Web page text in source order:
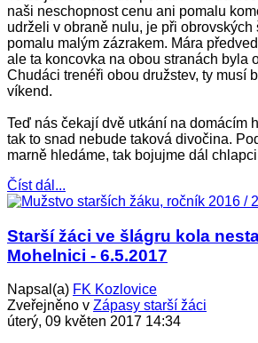
naši neschopnost cenu ani pomalu
udrželi v obraně nulu, je při obrovských
pomalu malým zázrakem. Mára
ale ta koncovka na obou stranách byla
Chudáci trenéři obou družstev, ty musí
víkend.
Teď nás čekají dvě utkání na domácím
tak to snad nebude taková divočina.
marně hledáme, tak bojujme dál
Číst dál...
Starší žáci ve šlágru kola
Mohelnici - 6.5.2017
Napsal(a) FK Kozlovice
Zveřejněno v Zápasy starší žáci
úterý, 09 květen 2017 14:34